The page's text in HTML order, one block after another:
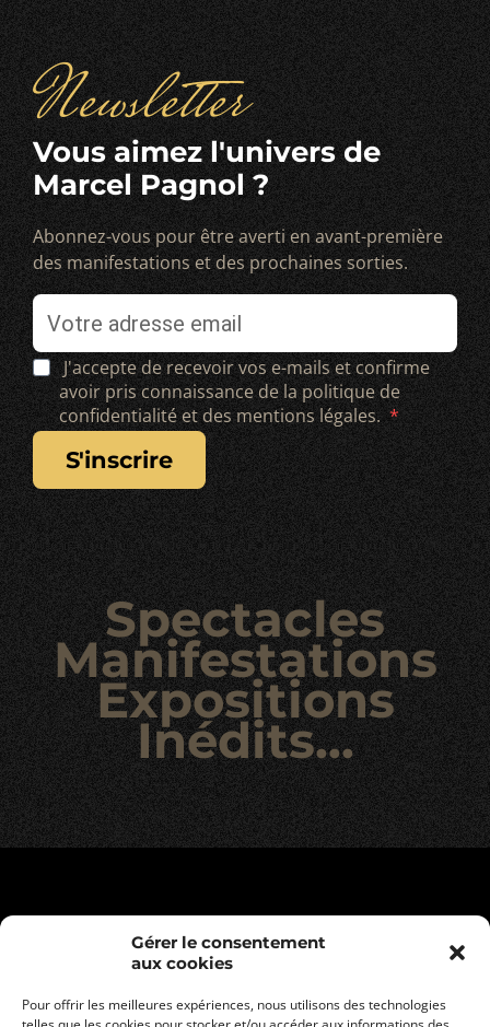
Gérer le consentement
aux cookies
Pour offrir les meilleures expériences, nous utilisons des technologies
Newsletter
Vous aimez l'univers de
Marcel Pagnol ?
Abonnez-vous pour être averti en avant-première
des manifestations et des prochaines sorties.
J'accepte de recevoir vos e-mails et confirme
avoir pris connaissance de la politique de
confidentialité et des mentions légales.
s'inscrire
Spectacles
Manifestations
Expositions
Inédits...